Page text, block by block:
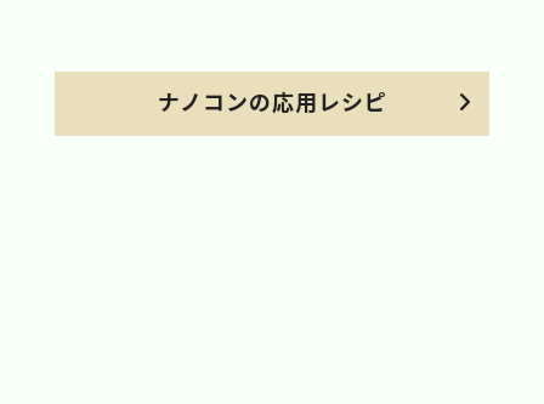
ナノコンの応用レシピ